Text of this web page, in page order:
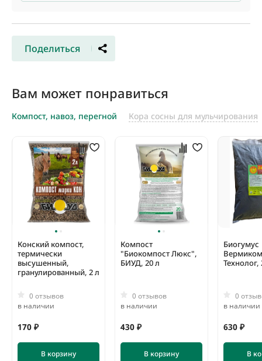
Поделиться
Вам может понравиться
Компост, навоз, перегной Кора сосны для мульчирования
Конский компост,
термически
высушенный,
гранулированный, 2 л
0 отзывов
в наличии
170 ₽
В корзину
Компост
"Биокомпост Люкс",
БИУД, 20 л
0 отзывов
в наличии
430 ₽
В корзину
Биогумус
Технолог,
0
в наличии
630 ₽
В